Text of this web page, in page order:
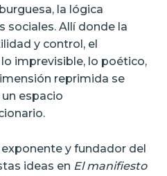
la lógica
sociales. Allí donde la
y control, el
imprevisible, lo poético,
reprimida se
espacio
y fundador del
ideas en El manifiesto